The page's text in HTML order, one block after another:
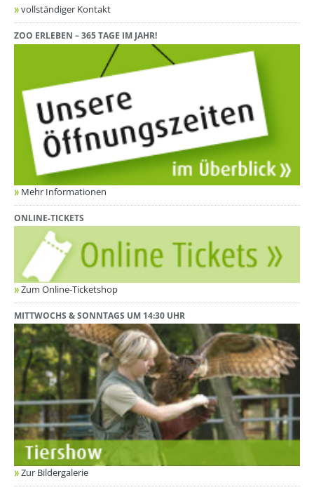
vollständiger Kontakt
ZOO ERLEBEN – 365 TAGE IM JAHR!
Mehr Informationen
ONLINE-TICKETS
Zum Online-Ticketshop
MITTWOCHS & SONNTAGS UM 14:30 UHR
Zur Bildergalerie